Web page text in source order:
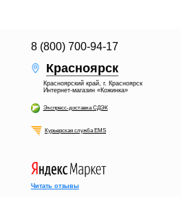
8 (800) 700-94-17
Красноярск
Красноярский край, г. Красноярск
Интернет-магазин «Кожинка»
Экспресс-доставка СДЭК
Курьерская служба EMS
Читать отзывы